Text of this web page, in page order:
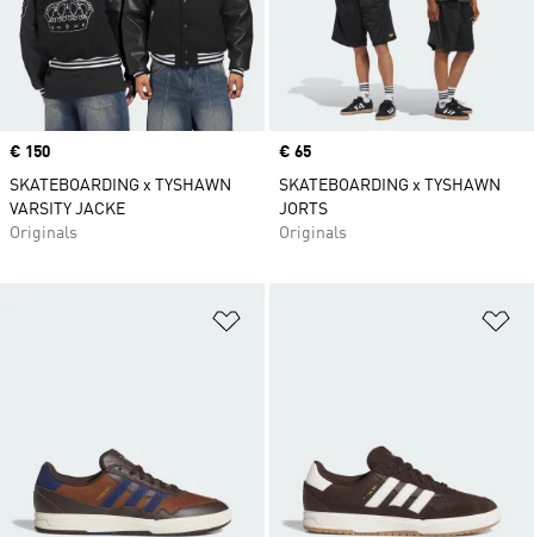
Price
€ 150
SKATEBOARDING x TYSHAWN
VARSITY JACKE
Originals
Price
€ 65
SKATEBOARDING x TYSHAWN
JORTS
Originals